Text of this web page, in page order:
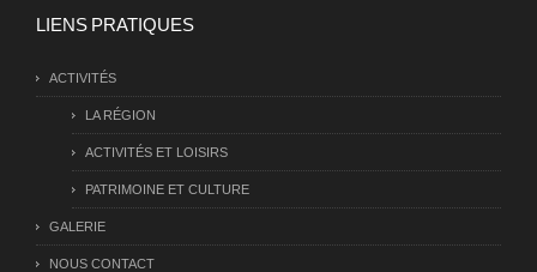
LIENS PRATIQUES
ACTIVITÉS
LA RÉGION
ACTIVITÉS ET LOISIRS
PATRIMOINE ET CULTURE
GALERIE
NOUS CONTACT